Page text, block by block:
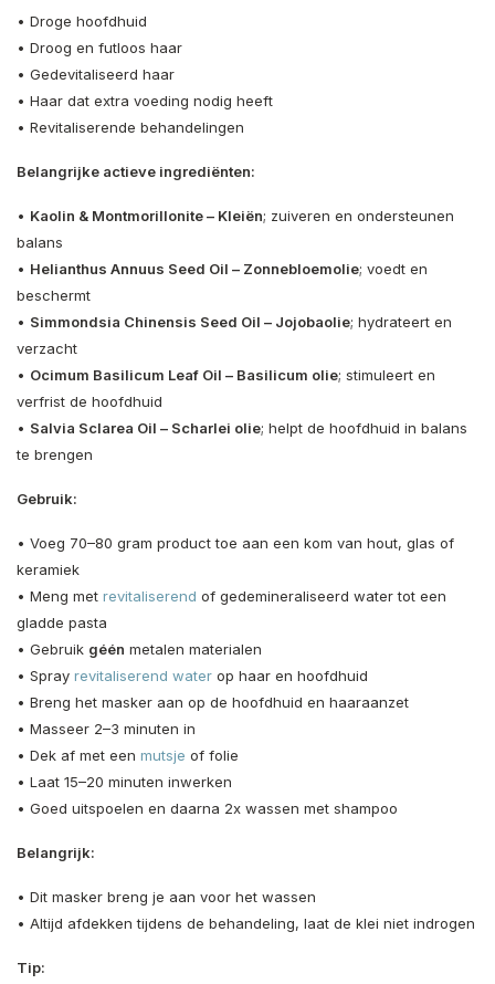
• Droge hoofdhuid
• Droog en futloos haar
• Gedevitaliseerd haar
• Haar dat extra voeding nodig heeft
• Revitaliserende behandelingen
Belangrijke actieve ingrediënten:
• Kaolin & Montmorillonite – Kleiën; zuiveren en ondersteunen
balans
• Helianthus Annuus Seed Oil – Zonnebloemolie; voedt en
beschermt
• Simmondsia Chinensis Seed Oil – Jojobaolie; hydrateert en
verzacht
• Ocimum Basilicum Leaf Oil – Basilicum olie; stimuleert en
verfrist de hoofdhuid
• Salvia Sclarea Oil – Scharlei olie; helpt de hoofdhuid in balans
te brengen
Gebruik:
• Voeg 70–80 gram product toe aan een kom van hout, glas of
keramiek
• Meng met revitaliserend of gedemineraliseerd water tot een
gladde pasta
• Gebruik géén metalen materialen
• Spray revitaliserend water op haar en hoofdhuid
• Breng het masker aan op de hoofdhuid en haaraanzet
• Masseer 2–3 minuten in
• Dek af met een mutsje of folie
• Laat 15–20 minuten inwerken
• Goed uitspoelen en daarna 2x wassen met shampoo
Belangrijk:
• Dit masker breng je aan voor het wassen
• Altijd afdekken tijdens de behandeling, laat de klei niet indrogen
Tip: